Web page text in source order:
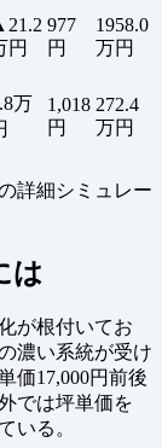
円
977
円
1958.0
万円
万
1,018
円
272.4
万円
詳細シミュレー
は
が根付いてお
濃い系統が受け
価17,000円前後
では坪単価を
いる。